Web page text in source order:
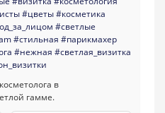
#цветы#косметика
#светлые
#стильная #парикмахер
#нежная #светлая_визитка